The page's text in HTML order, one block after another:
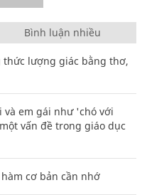
Bình luận nhiều
thức lượng giác bằng thơ,
và em gái như 'chó với
vấn đề trong giáo dục
cơ bản cần nhớ